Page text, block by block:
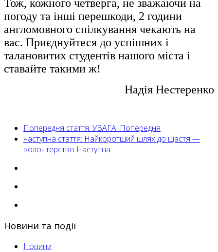
Тож, кожного четверга, не зважаючи на
погоду та інші перешкоди, 2 години
англомовного спілкування чекають на
вас. Приєднуйтеся до успішних і
талановитих студентів нашого міста і
ставайте такими ж!
Надія Нестеренко
Попередня стаття: УВАГА! Попередня
наступна стаття: Найкоротший шлях до щастя —
волонтерство Наступна
Новини та події
Новини